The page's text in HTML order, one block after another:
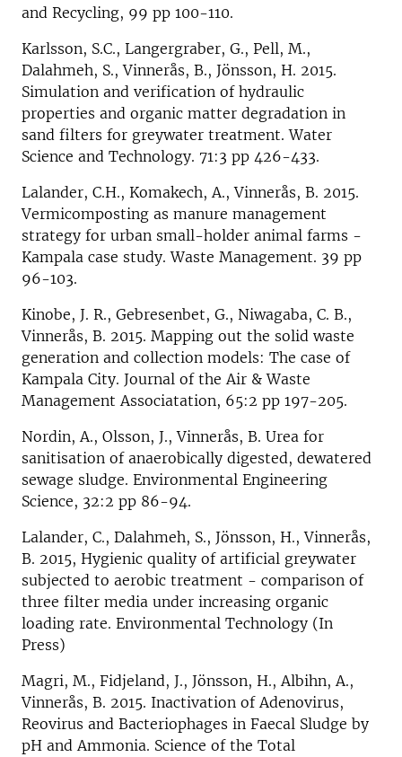
and Recycling, 99 pp 100-110.
Karlsson, S.C., Langergraber, G., Pell, M.,
Dalahmeh, S., Vinnerås, B., Jönsson, H. 2015.
Simulation and verification of hydraulic
properties and organic matter degradation in
sand filters for greywater treatment. Water
Science and Technology. 71:3 pp 426-433.
Lalander, C.H., Komakech, A., Vinnerås, B. 2015.
Vermicomposting as manure management
strategy for urban small-holder animal farms -
Kampala case study. Waste Management. 39 pp
96-103.
Kinobe, J. R., Gebresenbet, G., Niwagaba, C. B.,
Vinnerås, B. 2015. Mapping out the solid waste
generation and collection models: The case of
Kampala City. Journal of the Air & Waste
Management Associatation, 65:2 pp 197-205.
Nordin, A., Olsson, J., Vinnerås, B. Urea for
sanitisation of anaerobically digested, dewatered
sewage sludge. Environmental Engineering
Science, 32:2 pp 86-94.
Lalander, C., Dalahmeh, S., Jönsson, H., Vinnerås,
B. 2015, Hygienic quality of artificial greywater
subjected to aerobic treatment - comparison of
three filter media under increasing organic
loading rate. Environmental Technology (In
Press)
Magri, M., Fidjeland, J., Jönsson, H., Albihn, A.,
Vinnerås, B. 2015. Inactivation of Adenovirus,
Reovirus and Bacteriophages in Faecal Sludge by
pH and Ammonia. Science of the Total